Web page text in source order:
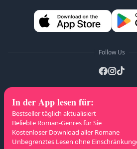
Follow Us
A-Z Listen: A B C
K
L M N O P
X
Y
In der App lesen für:
Bestseller täglich aktualisiert
Beliebte Roman-Genres für Sie
Kostenloser Download aller Romane
Unbegrenztes Lesen ohne